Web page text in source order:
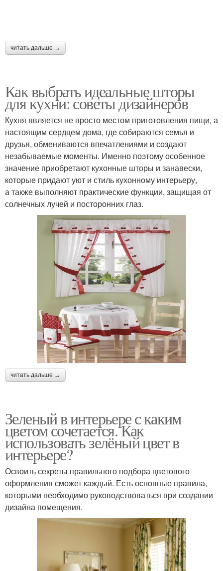
читать дальше →
Как выбрать идеальные шторы
для кухни: советы дизайнеров
Кухня является не просто местом приготовления пищи, а
настоящим сердцем дома, где собираются семья и
друзья, обмениваются впечатлениями и создают
незабываемые моменты. Именно поэтому особенное
значение приобретают кухонные шторы и занавески,
которые придают уют и стиль кухонному интерьеру,
а также выполняют практические функции, защищая от
солнечных лучей и посторонних глаз.
читать дальше →
Зеленый в интерьере с каким
цветом сочетается. Как
использовать зелёный цвет в
интерьере?
Освоить секреты правильного подбора цветового
оформления сможет каждый. Есть основные правила,
которыми необходимо руководствоваться при создании
дизайна помещения.